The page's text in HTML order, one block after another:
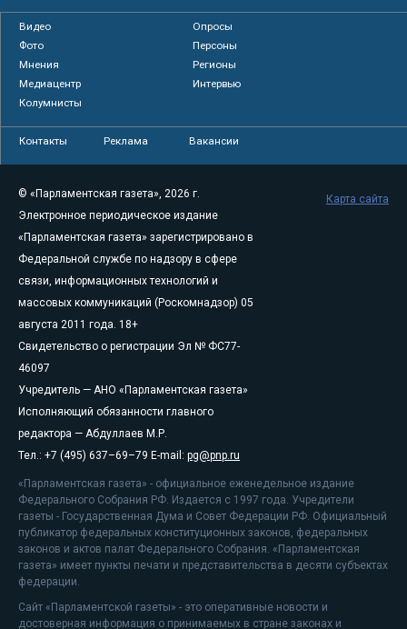
Видео
Опросы
Фото
Персоны
Мнения
Регионы
Медиацентр
Интервью
Колумнисты
Контакты Реклама Вакансии
© «Парламентская газета», 2026 г.
Электронное периодическое издание
«Парламентская газета» зарегистрировано в
Федеральной службе по надзору в сфере
связи, информационных технологий и
массовых коммуникаций (Роскомнадзор) 05
августа 2011 года. 18+
Свидетельство о регистрации Эл № ФС77-
46097
Учредитель — АНО «Парламентская газета»
Исполняющий обязанности главного
редактора — Абдуллаев М.Р.
Тел.: +7 (495) 637–69–79 E-mail: pg@pnp.ru
«Парламентская газета» - официальное еженедельное издание
Федерального Собрания РФ. Издается с 1997 года. Учредители
газеты - Государственная Дума и Совет Федерации РФ. Официальный
публикатор федеральных конституционных законов, федеральных
законов и актов палат Федерального Собрания. «Парламентская
газета» имеет пункты печати и представительства в десяти субъектах
федерации.
Сайт «Парламентской газеты» - это оперативные новости и
достоверная информация о принимаемых в стране законах и
Карта сайта